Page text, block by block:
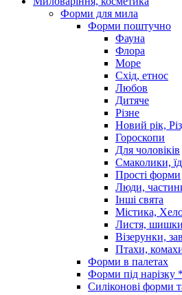
Форми для мила
Форми поштучно
Фауна
Флора
Море
Схід, етнос
Любов
Дитяче
Різне
Новий рік,
Гороскопи
Для чоловіків
Смаколики,
Прості форми
Люди,
Інші свята
Містика,
Листя,
Візерунки,
Птахи,
Форми в палетах
Форми під нарізку *
Силіконові форми